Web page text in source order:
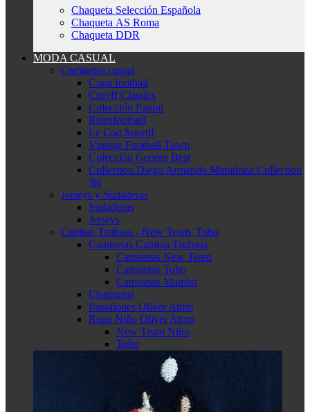
Chaqueta Selección Española
Chaqueta AS Roma
Chaqueta DDR
MODA CASUAL
Camisetas casual
Copa football
Cruyff Classics
Colección Panini
Retrofootball
Le Coq Sportif
Vintage Football Town
Colección George Best
Collection Diego Armando Maradona Collection
'86
Jerseys y Sudaderas
Sudaderas
Jerseys
Capitan Tsubasa - New Team, Toho
Camisetas Capitan Tsubasa
Camisetas New Team
Camisetas Toho
Camisetas Mambo
Chaquetas
Pantalones Oliver Atom
Ropa Niño Oliver Atom
New Team Niño
Toho